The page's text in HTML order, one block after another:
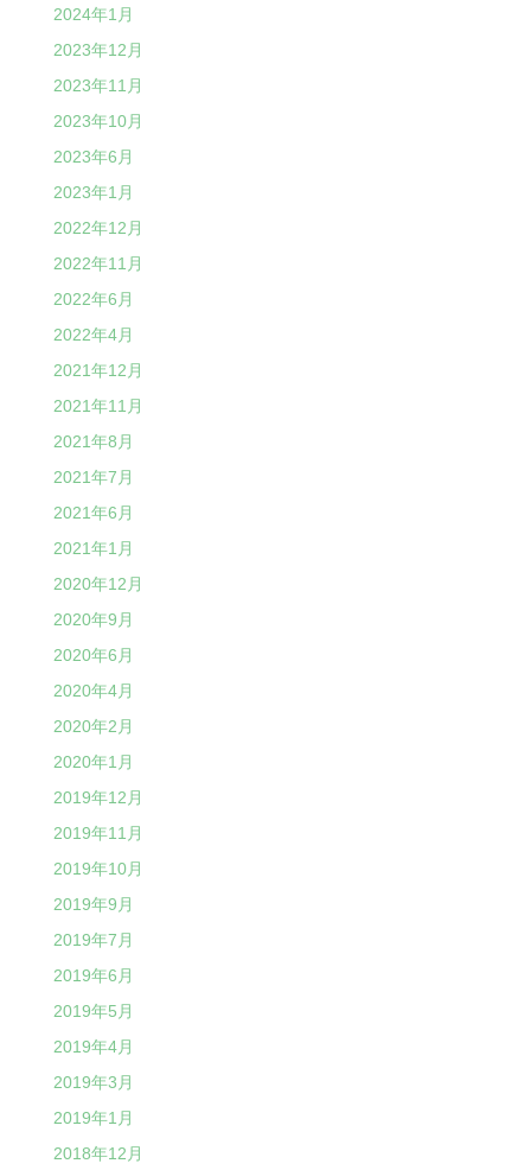
2024年1月
2023年12月
2023年11月
2023年10月
2023年6月
2023年1月
2022年12月
2022年11月
2022年6月
2022年4月
2021年12月
2021年11月
2021年8月
2021年7月
2021年6月
2021年1月
2020年12月
2020年9月
2020年6月
2020年4月
2020年2月
2020年1月
2019年12月
2019年11月
2019年10月
2019年9月
2019年7月
2019年6月
2019年5月
2019年4月
2019年3月
2019年1月
2018年12月